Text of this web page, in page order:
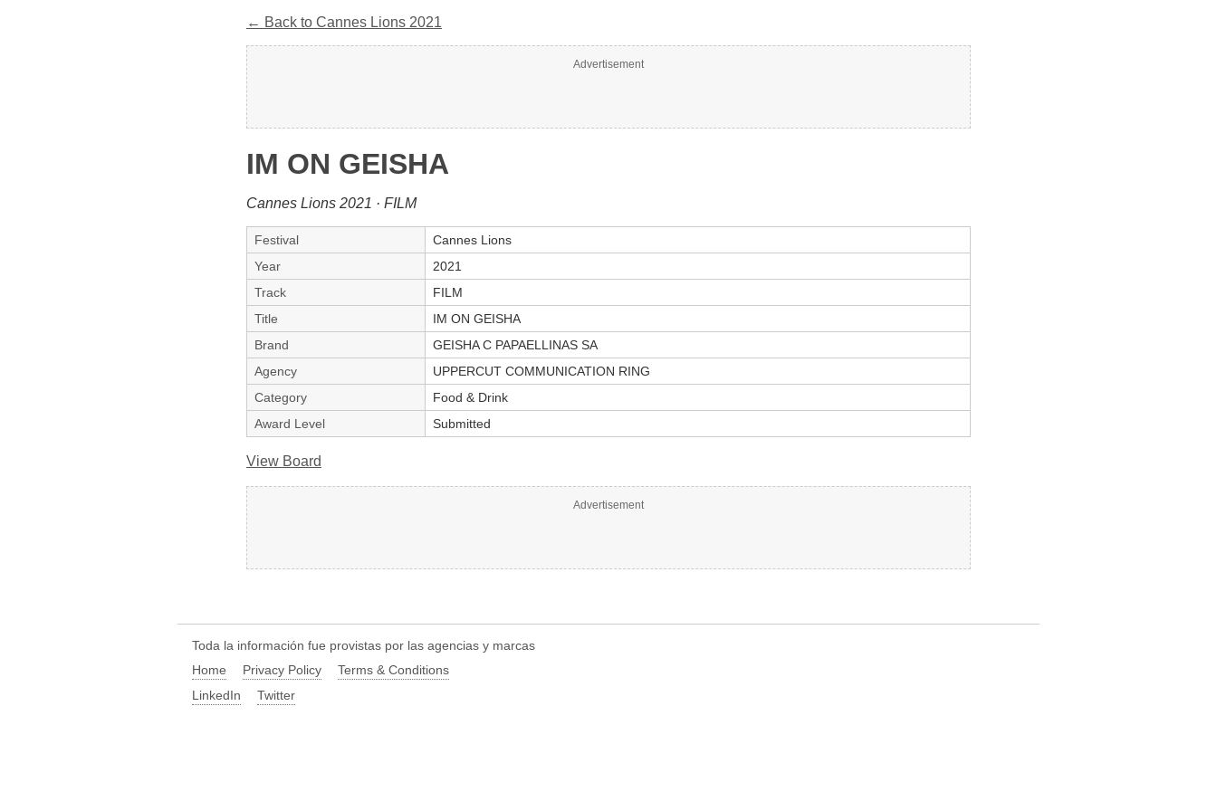
← Back to Cannes Lions 2021
Advertisement
IM ON GEISHA
Cannes Lions 2021 · FILM
Festival
Cannes Lions
Year
2021
Track
FILM
Title
IM ON GEISHA
Brand
GEISHA C PAPAELLINAS SA
Agency
UPPERCUT COMMUNICATION RING
Category
Food & Drink
Award Level
Submitted
View Board
Advertisement
Toda la información fue provistas por las agencias y marcas
Home
Privacy Policy
Terms & Conditions
LinkedIn
Twitter